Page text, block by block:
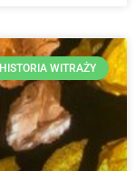
HISTORIA WITRAŻY